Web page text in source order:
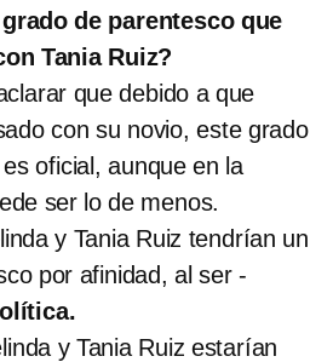
de parentesco que
Tania Ruiz?
que debido a que
con su novio, este grado
oficial, aunque en la
ser lo de menos.
y Tania Ruiz tendrían un
por afinidad, al ser -
y Tania Ruiz estarían